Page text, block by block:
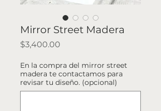
Mirror Street Madera
$3,400.00
En la compra del mirror street
madera te contactamos para
revisar tu diseño. (opcional)